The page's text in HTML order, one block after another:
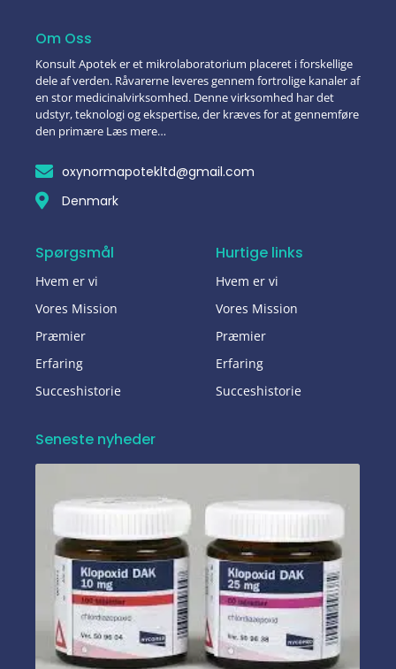
Om Oss
Konsult Apotek er et mikrolaboratorium placeret i forskellige
dele af verden. Råvarerne leveres gennem fortrolige kanaler af
en stor medicinalvirksomhed. Denne virksomhed har det
udstyr, teknologi og ekspertise, der kræves for at gennemføre
den primære Læs mere…
oxynormapotekltd@gmail.com
Denmark
Spørgsmål
Hvem er vi
Vores Mission
Præmier
Erfaring
Succeshistorie
Hurtige links
Hvem er vi
Vores Mission
Præmier
Erfaring
Succeshistorie
Seneste nyheder